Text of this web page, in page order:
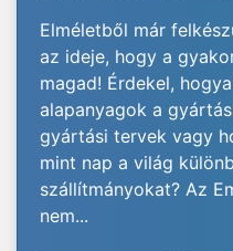
Elméletből már
az ideje, hogy a
magad! Érdekel,
alapanyagok a
gyártási tervek vagy
mint nap a világ
szállítmányokat? Az
nem...